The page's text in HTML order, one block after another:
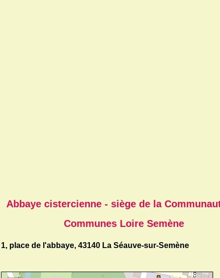
Abbaye cistercienne - siège de la
Communes Loire Semène
1, place de l'abbaye, 43140 La Séauve-sur-Semène